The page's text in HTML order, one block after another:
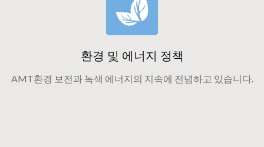
환경 및 에너지 정책
AMT환경 보전과 녹색 에너지의 지속에 전념하고 있습니다.